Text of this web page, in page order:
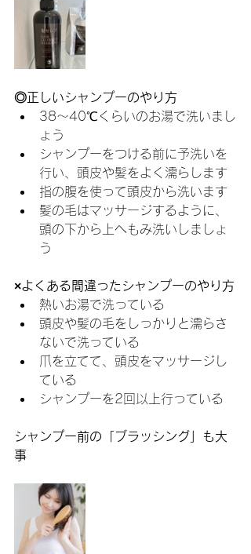
◎正しいシャンプーのやり方
38～40℃くらいのお湯で洗いまし
ょう
シャンプーをつける前に予洗いを
行い、頭皮や髪をよく濡らします
指の腹を使って頭皮から洗います
髪の毛はマッサージするように、
頭の下から上へもみ洗いしましょ
う
×よくある間違ったシャンプーのやり方
熱いお湯で洗っている
頭皮や髪の毛をしっかりと濡らさ
ないで洗っている
爪を立てて、頭皮をマッサージし
ている
シャンプーを2回以上行っている
シャンプー前の「ブラッシング」も大
事